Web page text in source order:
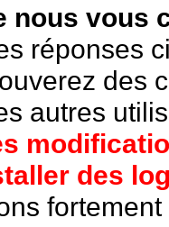
nous vous
réponses
des
autres
des